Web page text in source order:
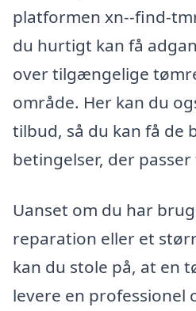
platformen xn--find-
du hurtigt kan få
over tilgængelige
område. Her kan du
tilbud, så du kan få de
betingelser, der
Uanset om du har
reparation eller et
kan du stole på, at en
levere en professionel